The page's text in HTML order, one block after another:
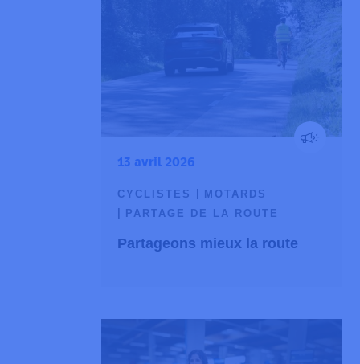
13 avril 2026
CYCLISTES
MOTARDS
PARTAGE DE LA ROUTE
Partageons mieux la route